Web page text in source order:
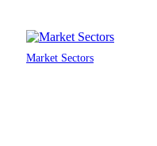
Market Sectors